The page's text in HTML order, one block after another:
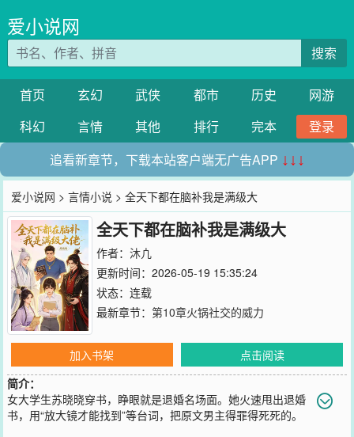
爱小说网
搜索
首页 玄幻 武侠 都市 历史
网游
科幻
言情 其他 排行 完本
登录
追看新章节，下载本站客户端无广告APP ↓↓↓
爱小说网 >言情小说 > 全天下都在脑补我是满级大
全天下都在脑补我是满级大
作者： 沐凣
更新时间：2026-05-19 15:35:24
状态：连载
最新章节： 第10章火锅社交的威力
加入书架
点击阅读
简介：
女大学生苏晓晓穿书，睁眼就是退婚名场面。她火速甩出退婚
书，用“放大镜才能找到”等台词，把原文男主得罪得死死的。